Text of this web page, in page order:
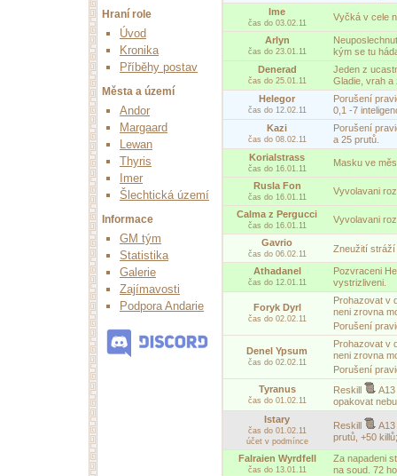
Hraní role
Úvod
Kronika
Příběhy postav
Města a území
Andor
Margaard
Lewan
Thyris
Imer
Šlechtická území
Informace
GM tým
Statistika
Galerie
Zajímavosti
Podpora Andarie
Ime
čas do 03.02.11
Vyčká v cele
Arlyn
čas do 23.01.11
kým se tu
Denerad
čas do 25.01.11
Jeden z
Gladie, vrah a
Helegor
čas do 12.02.11
Porušení
0,1 -7
Kazi
čas do 08.02.11
Porušení
a 25 prutů.
Korialstrass
čas do 16.01.11
Masku ve
Rusla Fon
čas do 16.01.11
Vyvolavani
Calma z Pergucci
čas do 16.01.11
Vyvolavani
Gavrio
čas do 06.02.11 Zneužití stráží
Athadanel
čas do 12.01.11
Pozvraceni
vystrizliveni.
Foryk Dyrl
čas do 02.02.11
Prohazovat v
neni zrovna
Porušení
Denel Ypsum
čas do 02.02.11
Prohazovat v
neni zrovna
Porušení
Tyranus
čas do 01.02.11
Reskill A13
opakovat
Istary
čas do 01.02.11
účet v podmínce
Reskill A13
prutů, +50
Falraien Wyrdfell
čas do 13.01.11
Za napadeni
na soud. 72